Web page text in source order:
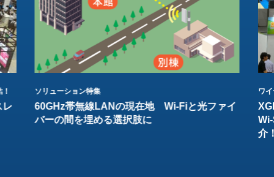
レ
ソリューション特集
60GHz帯無線LANの現在地 Wi-Fiと光ファイ
バーの間を埋める選択肢に
ワ
介